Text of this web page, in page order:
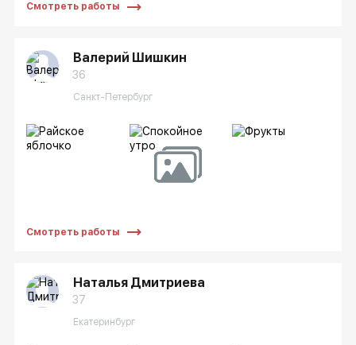
Смотреть работы
Валерий Шишкин
36
Санкт-Петербург
Смотреть работы
Наталья Дмитриева
37
Екатеринбург